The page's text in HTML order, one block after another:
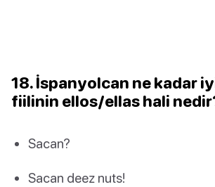
18. İspanyolcan ne kadar
fiilinin ellos/ellas hali
Sacan?
Sacan deez nuts!